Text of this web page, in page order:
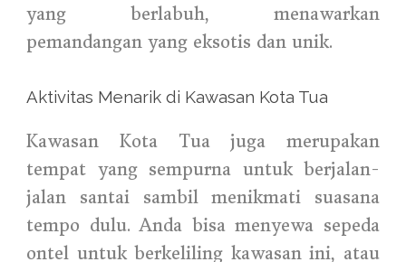
yang berlabuh, menawarkan
pemandangan yang eksotis dan unik.
Aktivitas Menarik di Kawasan Kota Tua
Kawasan Kota Tua juga merupakan
tempat yang sempurna untuk berjalan-
jalan santai sambil menikmati suasana
tempo dulu. Anda bisa menyewa sepeda
ontel untuk berkeliling kawasan ini, atau